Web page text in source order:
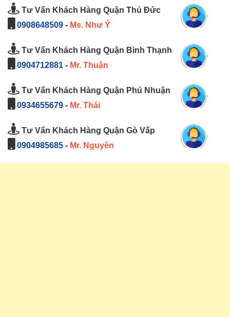
Tư Vấn Khách Hàng Quận Thủ Đức
0908648509 - Ms. Như Ý
Tư Vấn Khách Hàng Quận Bình Thạnh
0904712881 - Mr. Thuận
Tư Vấn Khách Hàng Quận Phú Nhuận
0934655679 - Mr. Thái
Tư Vấn Khách Hàng Quận Gò Vấp
0904985685 - Mr. Nguyên